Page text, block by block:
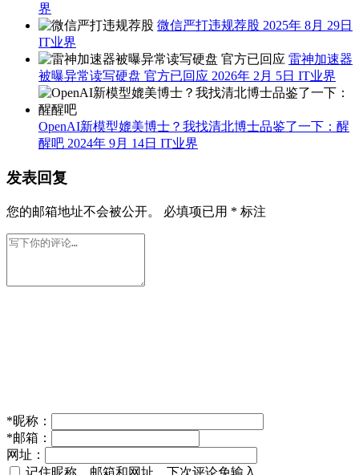
界
微信严打违规荐股 2025年 8月 29日
IT业界
雷神加速器
被曝异常读写硬盘 官方已回应 2026年 2月 5日 IT业界
OpenAI新模型媲美博士？我找清北博士品鉴了一下：醒
醒吧 2024年 9月 14日 IT业界
发表回复
您的邮箱地址不会被公开。 必填项已用 * 标注
*昵称：
*邮箱：
网址：
记住昵称、邮箱和网址，下次评论免输入